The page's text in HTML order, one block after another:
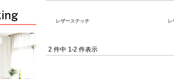
レザーステッチ レ
2 件中 1-2 件表示